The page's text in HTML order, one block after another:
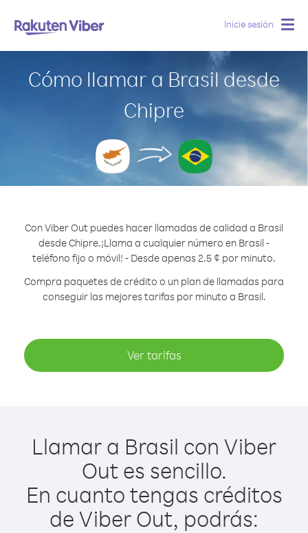
Inicie sesión
Cómo llamar a Brasil desde
Chipre
Con Viber Out puedes hacer llamadas de calidad a Brasil
desde Chipre.¡Llama a cualquier número en Brasil -
teléfono fijo o móvil! - Desde apenas 2.5 ¢ por minuto.
Compra paquetes de crédito o un plan de llamadas para
conseguir las mejores tarifas por minuto a Brasil.
Ver tarifas
Llamar a Brasil con Viber
Out es sencillo.
En cuanto tengas créditos
de Viber Out, podrás: